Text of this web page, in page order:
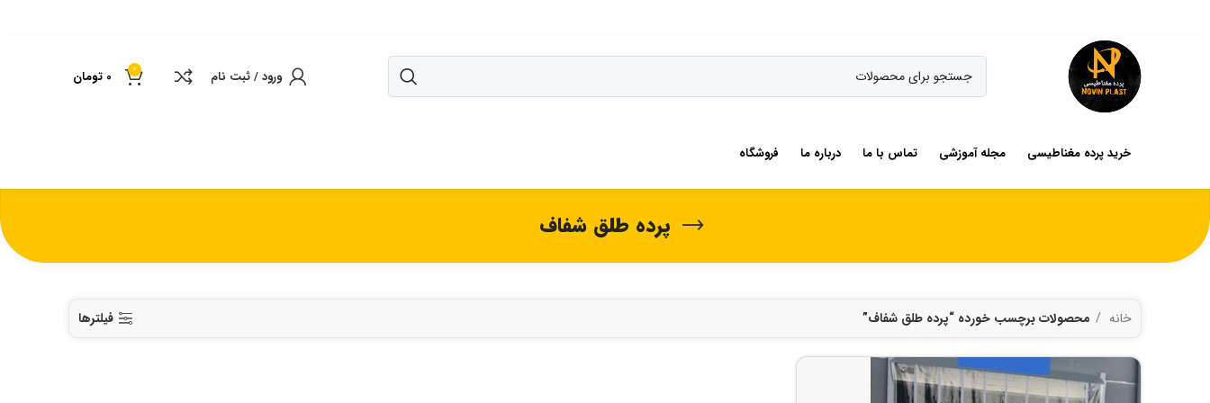
ورود / ثبت نام 0
0 تومان
خرید پرده مغناطیسی مجله آموزشی تماس با ما درباره ما فروشگاه
پرده طلق شفاف
خانه محصولات برچسب خورده “پرده طلق شفاف” فیلترها